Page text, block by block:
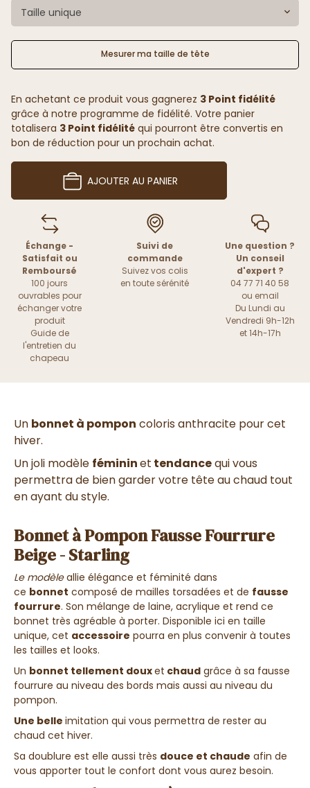
Taille unique
Mesurer ma taille de tête
En achetant ce produit vous gagnerez 3 Point fidélité
grâce à notre programme de fidélité. Votre panier
totalisera 3 Point fidélité qui pourront être convertis en
bon de réduction pour un prochain achat.
AJOUTER AU PANIER
Échange -
Satisfait ou
Remboursé
100 jours
ouvrables pour
échanger votre
produit
Guide de
l'entretien du
chapeau
Suivi de
commande
Suivez vos colis
en toute sérénité
Une question ?
Un conseil
d'expert ?
04 77 71 40 58
ou email
Du Lundi au
Vendredi 9h-12h
et 14h-17h
Un bonnet à pompon coloris anthracite pour cet
hiver.
Un joli modèle fémininet tendancequi vous
permettra de bien garder votre tête au chaud tout
en ayant du style.
Bonnet à Pompon Fausse Fourrure
Beige - Starling
Le modèleallie élégance et féminité dans
ce bonnet composé de mailles torsadées et de fausse
fourrure. Son mélange de laine, acrylique et rend ce
bonnet très agréable à porter. Disponible ici en taille
unique, cet accessoire pourra en plus convenir à toutes
les tailles et looks.
Un bonnet tellement douxet chaud grâce à sa fausse
fourrure au niveau des bords mais aussi au niveau du
pompon.
Une belle imitation qui vous permettra de rester au
chaud cet hiver.
Sa doublure est elle aussi très douce et chaude afin de
vous apporter tout le confort dont vous aurez besoin.